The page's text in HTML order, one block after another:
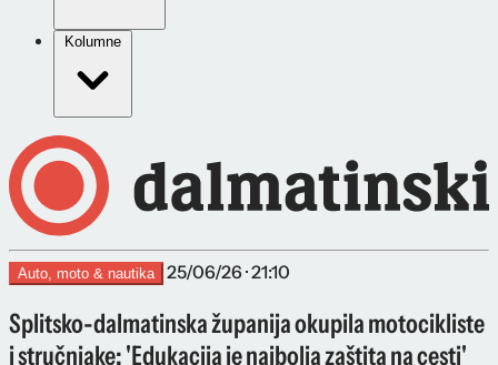
Kolumne
Auto, moto & nautika 25/06/26 · 21:10
Splitsko-dalmatinska županija okupila motocikliste
i stručnjake: 'Edukacija je najbolja zaštita na cesti'